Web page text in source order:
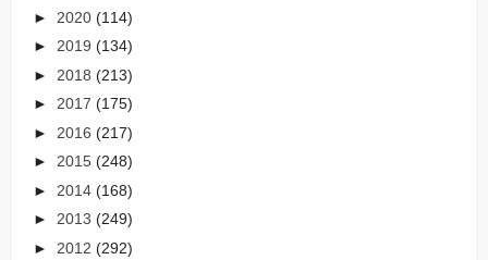
► 2020 (114)
► 2019 (134)
► 2018 (213)
► 2017 (175)
► 2016 (217)
► 2015 (248)
► 2014 (168)
► 2013 (249)
► 2012 (292)